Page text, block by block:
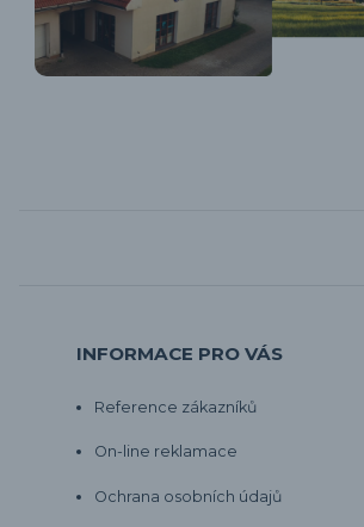
INFORMACE PRO VÁS
Reference zákazníků
On-line reklamace
Ochrana osobních údajů